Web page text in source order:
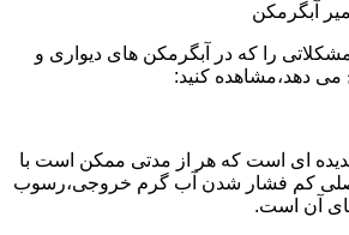
آبگرمکن
را که در آبگرمکن های دیواری و
می دهد،مشاهده کنید:
ای است که هر از مدتی ممکن است با
کم فشار شدن آب گرم خروجی،رسوب
آن است.